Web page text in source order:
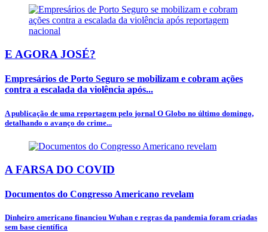
E AGORA JOSÉ?
Empresários de Porto Seguro se mobilizam e cobram ações
contra a escalada da violência após...
A publicação de uma reportagem pelo jornal O Globo no último domingo,
detalhando o avanço do crime...
A FARSA DO COVID
Documentos do Congresso Americano revelam
Dinheiro americano financiou Wuhan e regras da pandemia foram criadas
sem base científica